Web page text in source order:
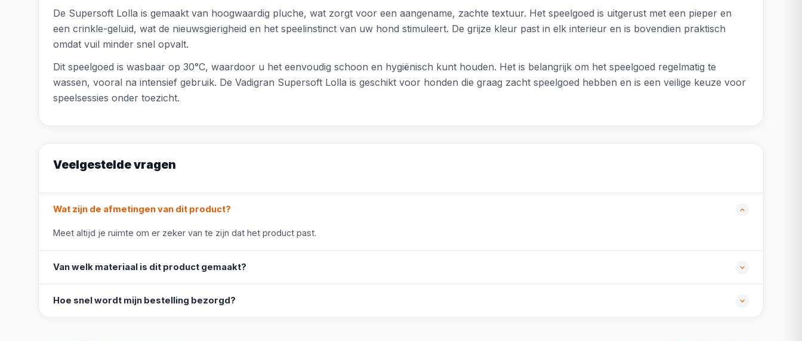
De Supersoft Lolla is gemaakt van hoogwaardig pluche, wat zorgt voor een aangename, zachte textuur. Het speelgoed is uitgerust met een pieper en
een crinkle-geluid, wat de nieuwsgierigheid en het speelinstinct van uw hond stimuleert. De grijze kleur past in elk interieur en is bovendien praktisch
omdat vuil minder snel opvalt.
Dit speelgoed is wasbaar op 30°C, waardoor u het eenvoudig schoon en hygiënisch kunt houden. Het is belangrijk om het speelgoed regelmatig te
wassen, vooral na intensief gebruik. De Vadigran Supersoft Lolla is geschikt voor honden die graag zacht speelgoed hebben en is een veilige keuze voor
speelsessies onder toezicht.
Veelgestelde vragen
Wat zijn de afmetingen van dit product?
Meet altijd je ruimte om er zeker van te zijn dat het product past.
Van welk materiaal is dit product gemaakt?
Hoe snel wordt mijn bestelling bezorgd?